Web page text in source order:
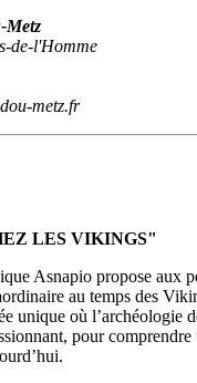
Metz
de-l'Homme
metz.fr
LES VIKINGS"
Asnapio propose aux
au temps des
unique où l’archéologie
pour